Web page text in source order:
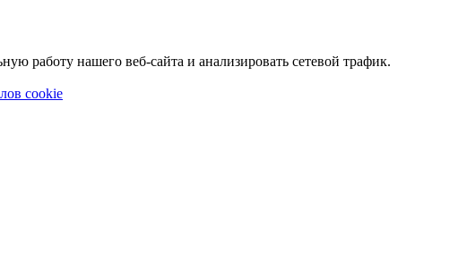
работу нашего веб-сайта и анализировать сетевой трафик.
cookie